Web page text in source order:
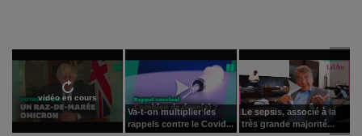
vidéo en cours
Va-t-on multiplier les
rappels contre le Covid...
Le sepsis, associé à la
très grande majorité...